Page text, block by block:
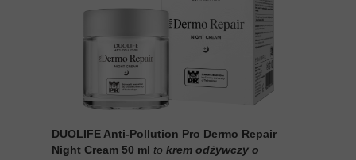
DUOLIFE Anti-Pollution Pro Dermo Repair
Night Cream 50 ml to krem odżywczy o